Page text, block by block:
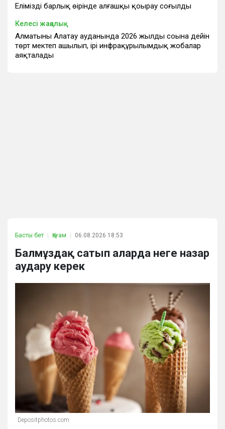
Еліміздің барлық өңірінде алғашқы қоңырау соғылды
Келесі жаңалық
Алматының Алатау ауданында 2026 жылдың соңына дейін
төрт мектеп ашылып, ірі инфрақұрылымдық жобалар
аяқталады
Басты бет Қоғам 06.08.2026 18:53
Балмұздақ сатып аларда неге назар
аудару керек
Depositphotos.com